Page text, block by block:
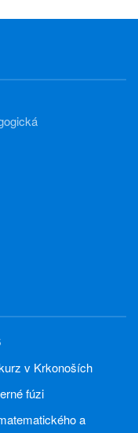
v Krkonoších
fúzi
a